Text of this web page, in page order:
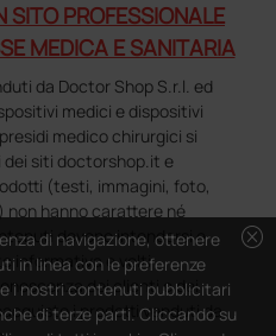
SITO PROFESSIONALE
MEDICA E SANITARIA
da Doctor Shop S.r.l. ed
medici e dispositivi
medico chirurgici si
siti doctorshop.it e
(testi, immagini, foto,
non hanno carattere né
devono intendersi e
informativa e volti
dei clienti e dei
i prodotti venduti da
cancel
di navigazione, ottenere
in linea con le preferenze
i nostri contenuti pubblicitari
di terze parti. Cliccando su